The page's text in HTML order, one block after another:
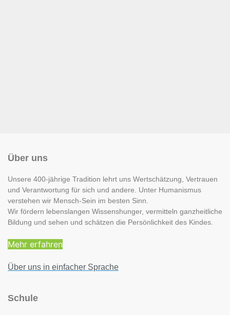
Über uns
Unsere 400-jährige Tradition lehrt uns Wertschätzung, Vertrauen
und Verantwortung für sich und andere. Unter Humanismus
verstehen wir Mensch-Sein im besten Sinn.
Wir fördern lebenslangen Wissenshunger, vermitteln ganzheitliche
Bildung und sehen und schätzen die Persönlichkeit des Kindes.
Mehr erfahren
Über uns in einfacher Sprache
Schule